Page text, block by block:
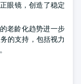
眼镜，创造了稳定
老龄化趋势进一步
的支持，包括视力